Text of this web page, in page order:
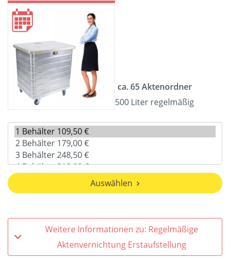
ca. 65 Aktenordner
500 Liter regelmäßig
Auswählen
Weitere Informationen zu: Regelmäßige
Aktenvernichtung Erstaufstellung